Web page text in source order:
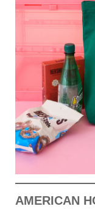
AMERICAN